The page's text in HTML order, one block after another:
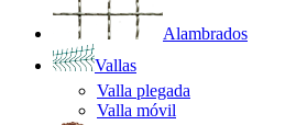
Alambrados
Vallas
Valla plegada
Valla móvil